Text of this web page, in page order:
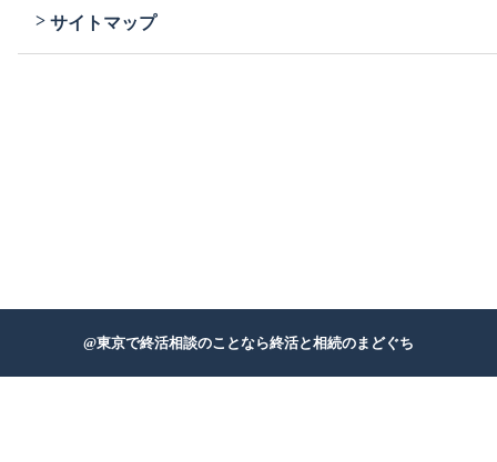
サイトマップ
@東京で終活相談のことなら終活と相続のまどぐち